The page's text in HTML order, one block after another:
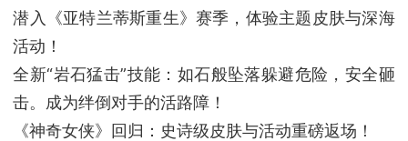
潜入《亚特兰蒂斯重生》赛季，体验主题皮肤与深海
活动！
全新“岩石猛击”技能：如石般坠落躲避危险，安全砸
击。成为绊倒对手的活路障！
《神奇女侠》回归：史诗级皮肤与活动重磅返场！